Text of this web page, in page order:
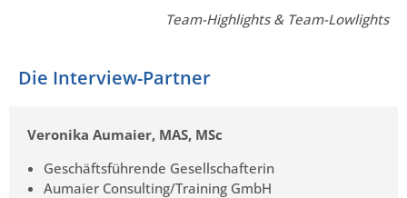
Team-Highlights & Team-Lowlights
Die Interview-Partner
Veronika Aumaier, MAS, MSc
Geschäftsführende Gesellschafterin
Aumaier Consulting/Training GmbH